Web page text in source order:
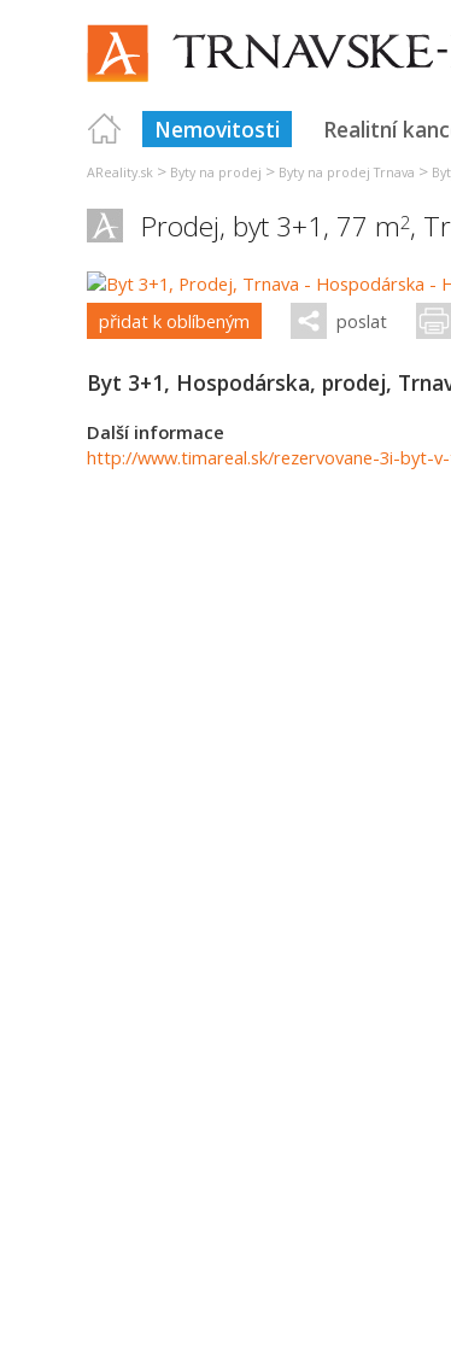
Nemovitosti Realitní
AReality.sk > Byty na prodej > Byty na prodej Trnava >
Prodej, byt 3+1, 77 m2,
přidat k oblíbeným poslat
Byt 3+1, Hospodárska, prodej,
Další informace
http://www.timareal.sk/rezervovane-3i-byt-